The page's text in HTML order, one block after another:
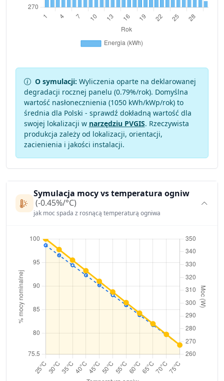
O symulacji: Wyliczenia oparte na deklarowanej
degradacji rocznej panelu (0.79%/rok). Domyślna
wartość nasłonecznienia (1050 kWh/kWp/rok) to
średnia dla Polski - sprawdź dokładną wartość dla
swojej lokalizacji w narzędziu PVGIS. Rzeczywista
produkcja zależy od lokalizacji, orientacji,
zacienienia i jakości instalacji.
Symulacja mocy vs temperatura ogniw
(-0.45%/°C)
jak moc spada z rosnącą temperaturą ogniwa